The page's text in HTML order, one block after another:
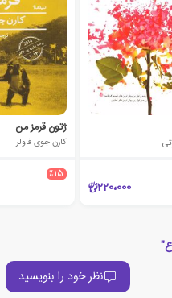
220،000
ژتون قرمز من
کارن جوی فاولر
٪15
نظر خود را بنویسید